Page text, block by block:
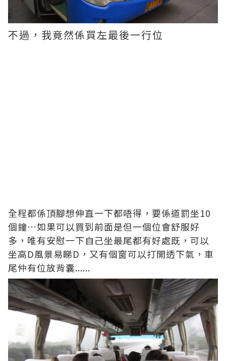
不過，我竟然係買左最後一行位
全程都係頂腳想伸直一下都唔得，要係道罰坐10
個鐘…如果可以買到前面是但一個位會舒服好
多，唯有安慰一下自己坐最尾都有好處既，可以
坐高D風景易睇D，又有個窗可以打開透下氣，車
尾仲有位放背囊......